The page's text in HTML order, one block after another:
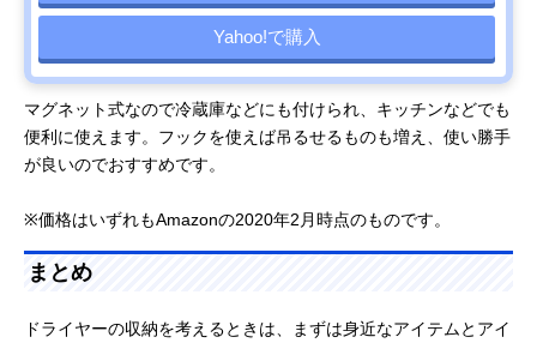
Yahoo!で購入
マグネット式なので冷蔵庫などにも付けられ、キッチンなどでも
便利に使えます。フックを使えば吊るせるものも増え、使い勝手
が良いのでおすすめです。
※価格はいずれもAmazonの2020年2月時点のものです。
まとめ
ドライヤーの収納を考えるときは、まずは身近なアイテムとアイ